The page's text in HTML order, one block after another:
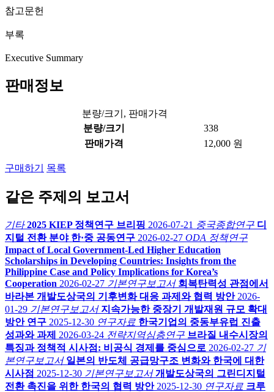
참고문헌
부록
Executive Summary
판매정보
분량/크기, 판매가격
분량/크기
338
판매가격
12,000 원
구매하기 목록
같은 주제의 보고서
기타 2025 KIEP 정책연구 브리핑 2026-07-21 중국종합연구 디
지털 전환 분야 한·중 공동연구 2026-02-27 ODA 정책연구
Impact of Local Government-Led Higher Education
Scholarships in Developing Countries: Insights from the
Philippine Case and Policy Implications for Korea’s
Cooperation 2026-02-27 기본연구보고서 회복탄력성 관점에서
바라본 개발도상국의 기후변화 대응 과제와 협력 방안 2026-
01-29 기본연구보고서 지속가능한 중장기 개발재원 규모 확대
방안 연구 2025-12-30 연구자료 한국기업의 중동부유럽 진출
성과와 과제
2026-03-24 전략지역심층연구 브라질 내수시장의
특징과 정책적 시사점: 비공식 경제를 중심으로 2026-02-27 기
본연구보고서 일본의 반도체 공급망구조 변화와 한국에 대한
시사점 2025-12-30 기본연구보고서 개발도상국의 그린디지털
전환 촉진을 위한 한국의 협력 방안 2025-12-30 연구자료 크루